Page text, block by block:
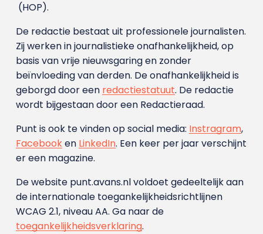
(HOP).
De redactie bestaat uit professionele journalisten.
Zij werken in journalistieke onafhankelijkheid, op
basis van vrije nieuwsgaring en zonder
beïnvloeding van derden. De onafhankelijkheid is
geborgd door een redactiestatuut. De redactie
wordt bijgestaan door een Redactieraad.
Punt is ook te vinden op social media: Instragram,
Facebooken LinkedIn. Een keer per jaar verschijnt
er een magazine.
De website punt.avans.nl voldoet gedeeltelijk aan
de internationale toegankelijkheidsrichtlijnen
WCAG 2.1, niveau AA. Ga naar de
toegankelijkheidsverklaring.